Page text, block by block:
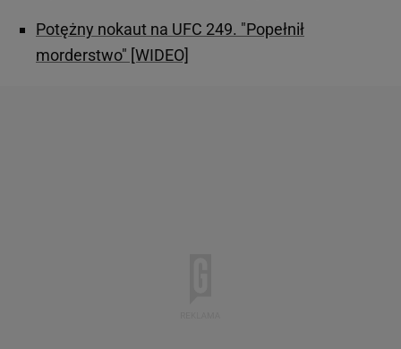
Potężny nokaut na UFC 249. "Popełnił
morderstwo" [WIDEO]